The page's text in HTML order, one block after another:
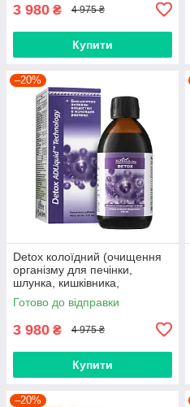
3 980 ₴ 4 975 ₴
Купити
–20%
Detox колоїдний (очищення
організму для печінки,
шлунка, кишківника,
дисбактеріоз, холецистит,
панкреатит, закрепи, алергія)
Готово до відправки
3 980 ₴ 4 975 ₴
Купити
–20%